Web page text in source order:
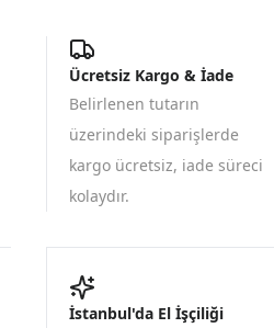
Ücretsiz Kargo & İade
Belirlenen tutarın
üzerindeki siparişlerde
kargo ücretsiz, iade süreci
kolaydır.
İstanbul'da El İşçiliği